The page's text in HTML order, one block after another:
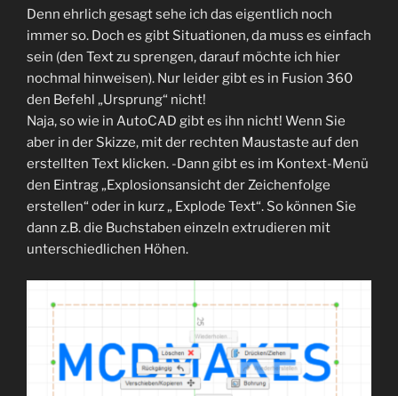
Denn ehrlich gesagt sehe ich das eigentlich noch
immer so. Doch es gibt Situationen, da muss es einfach
sein (den Text zu sprengen, darauf möchte ich hier
nochmal hinweisen). Nur leider gibt es in Fusion 360
den Befehl „Ursprung“ nicht!
Naja, so wie in AutoCAD gibt es ihn nicht! Wenn Sie
aber in der Skizze, mit der rechten Maustaste auf den
erstellten Text klicken. -Dann gibt es im Kontext-Menü
den Eintrag „Explosionsansicht der Zeichenfolge
erstellen“ oder in kurz „ Explode Text“. So können Sie
dann z.B. die Buchstaben einzeln extrudieren mit
unterschiedlichen Höhen.